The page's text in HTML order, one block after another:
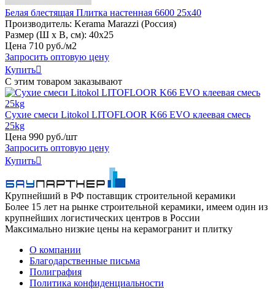
Белая блестящая Плитка настенная 6600 25х40
Производитель: Kerama Marazzi (Россия)
Размер (Ш х В, см): 40х25
Цена 710 руб./м2
Запросить оптовую цену
Купить
С этим товаром заказывают
Сухие смеси Litokol LITOFLOOR K66 EVO клеевая смесь
25kg
Цена 990 руб./шт
Запросить оптовую цену
Купить
Крупнейший в РФ поставщик строительной керамики
Более 15 лет на рынке строительной керамики, имеем один из
крупнейших логистических центров в России
Максимально низкие цены на керамогранит и плитку
О компании
Благодарственные письма
Полиграфия
Политика конфиденциальности